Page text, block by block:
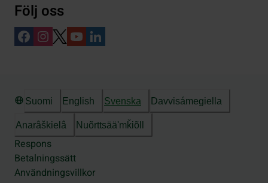
Följ oss
Suomi English Svenska Davvisámegiella
Anarâškielâ Nuõrttsääʹmǩiõll
Respons
Betalningssätt
Användningsvillkor